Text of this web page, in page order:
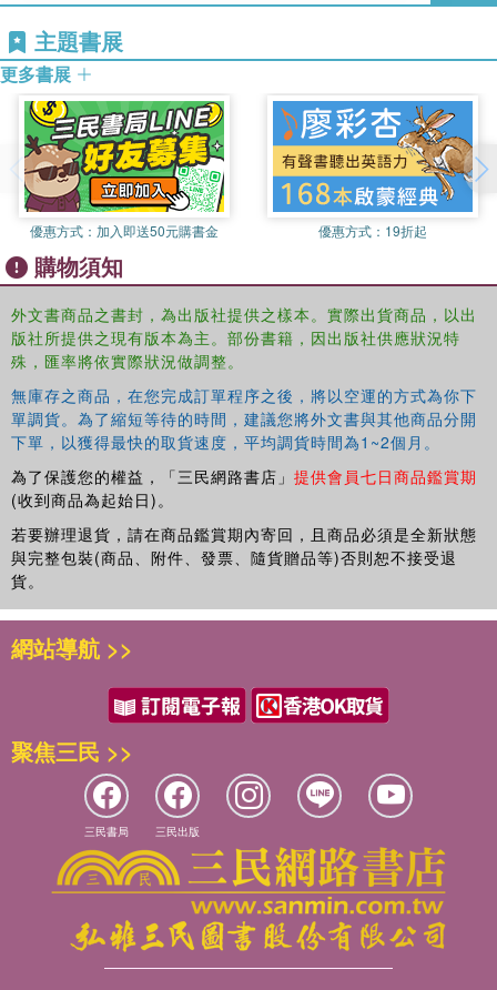
problem of the relationship of a Form or Idea to the many of its
participants, and the problem of the relationship of a social whole to
its many constituents.
主題書展
更多書展
優惠方式： 加入即送50元購書金 優惠方式： 19折起
購物須知
外文書商品之書封，為出版社提供之樣本。實際出貨商品，以出
版社所提供之現有版本為主。部份書籍，因出版社供應狀況特
殊，匯率將依實際狀況做調整。
無庫存之商品，在您完成訂單程序之後，將以空運的方式為你下
單調貨。為了縮短等待的時間，建議您將外文書與其他商品分開
下單，以獲得最快的取貨速度，平均調貨時間為1~2個月。
為了保護您的權益，「三民網路書店」 提供會員七日商品鑑賞期
(收到商品為起始日)。
若要辦理退貨，請在商品鑑賞期內寄回，且商品必須是全新狀態
與完整包裝(商品、附件、發票、隨貨贈品等)否則恕不接受退
貨。
網站導航 >>
聚焦三民 >>
三民書局 三民出版